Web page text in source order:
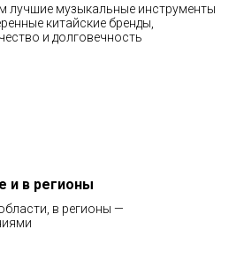
лучшие музыкальные инструменты
китайские бренды,
и долговечность
и в регионы
в регионы —